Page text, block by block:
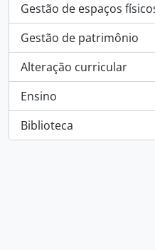
Gestão de espaços
, 5 results
Gestão de patrimônio
, 2 results
Alteração curricular
, 2 results
Ensino
, 1 results
Biblioteca
, 1 results